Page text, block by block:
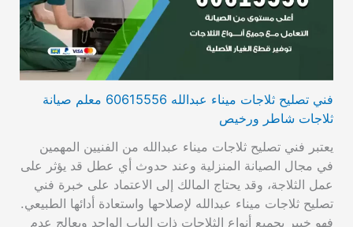
فني تصليح ثلاجات ميناء عبدالله 60615556 معلم صيانة
ثلاجات شاطر ورخيص
يعتبر فني تصليح ثلاجات ميناء عبدالله من الفنيين المهمين
في مجال الصيانة المنزلية وعند حدوث أي عطل قد يؤثر على
عمل الثلاجة، وقد يحتاج المالك إلى الاعتماد على خبرة فني
تصليح ثلاجات ميناء عبدالله لإصلاحها واستعادة أدائها الطبيعي.
فهو خبير بجميع أنواع الثلاجات ذات الباب الواحد ويعالج عدم